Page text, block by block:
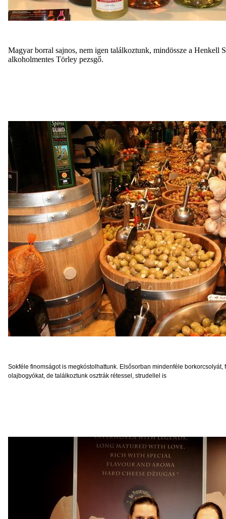
Magyar borral sajnos, nem igen találkoztunk, mindössze a Henkell
alkoholmentes Törley pezsgő.
Sokféle finomságot is megkóstolhattunk. Elsősorban mindenféle borkorcsolyát,
olajbogyókat, de találkoztunk osztrák rétessel, strudellel is